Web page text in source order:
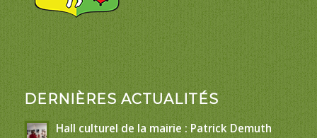
DERNIÈRES ACTUALITÉS
Hall culturel de la mairie : Patrick Demuth